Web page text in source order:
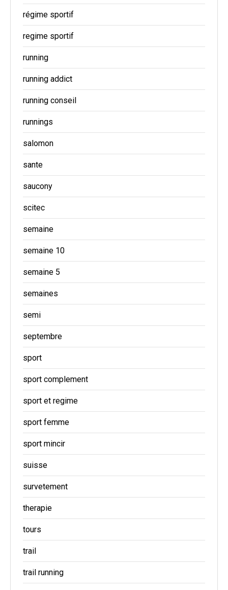
régime sportif
regime sportif
running
running addict
running conseil
runnings
salomon
sante
saucony
scitec
semaine
semaine 10
semaine 5
semaines
semi
septembre
sport
sport complement
sport et regime
sport femme
sport mincir
suisse
survetement
therapie
tours
trail
trail running